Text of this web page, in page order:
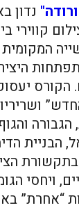
נדון
קווירי
הקורס
הגבורה
הבניית
ויחסי
“אחרת”